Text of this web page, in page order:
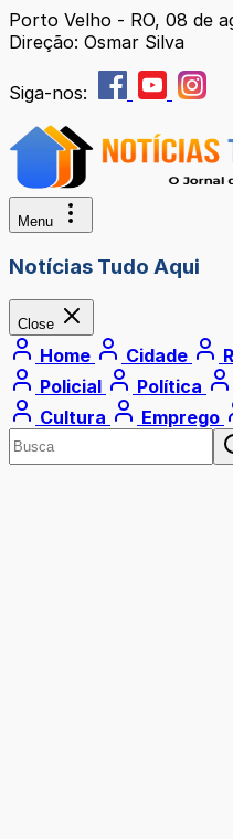
Porto Velho - RO, 08 de
Direção: Osmar Silva
Siga-nos:
Menu
Notícias Tudo Aqui
Close
Home Cidade
Policial
Política
Cultura
Emprego